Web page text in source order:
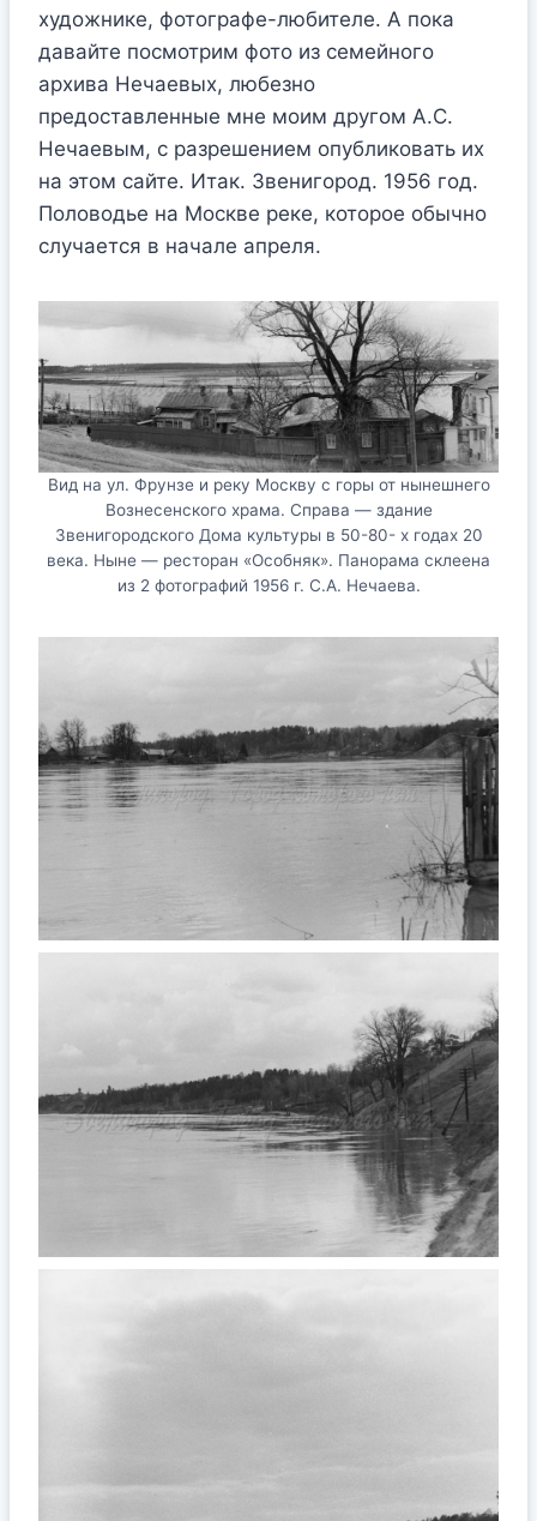
художнике, фотографе-любителе. А пока
давайте посмотрим фото из семейного
архива Нечаевых, любезно
предоставленные мне моим другом А.С.
Нечаевым, с разрешением опубликовать их
на этом сайте. Итак. Звенигород. 1956 год.
Половодье на Москве реке, которое обычно
случается в начале апреля.
Вид на ул. Фрунзе и реку Москву с горы от нынешнего
Вознесенского храма. Справа — здание
Звенигородского Дома культуры в 50-80- х годах 20
века. Ныне — ресторан «Особняк». Панорама склеена
из 2 фотографий 1956 г. С.А. Нечаева.